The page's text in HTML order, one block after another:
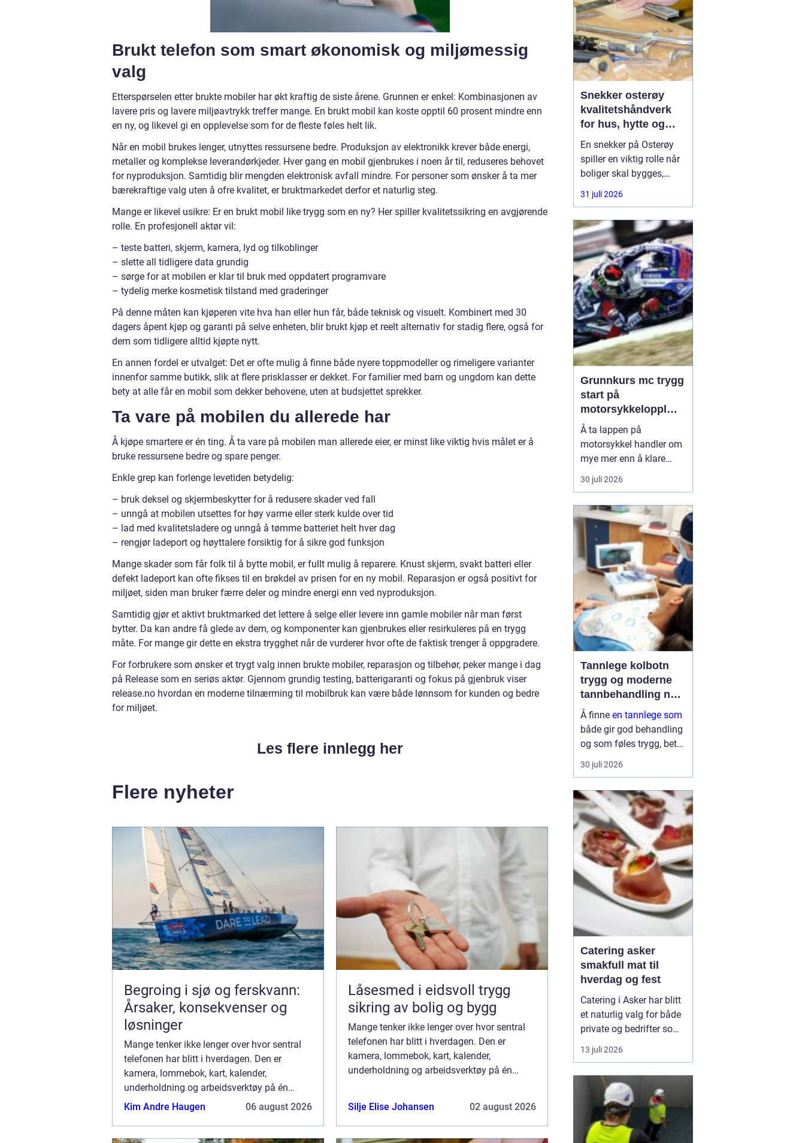
Brukt telefon som smart økonomisk og miljømessig
valg
Etterspørselen etter brukte mobiler har økt kraftig de siste årene. Grunnen er enkel: Kombinasjonen av
lavere pris og lavere miljøavtrykk treffer mange. En brukt mobil kan koste opptil 60 prosent mindre enn
en ny, og likevel gi en opplevelse som for de fleste føles helt lik.
Når en mobil brukes lenger, utnyttes ressursene bedre. Produksjon av elektronikk krever både energi,
metaller og komplekse leverandørkjeder. Hver gang en mobil gjenbrukes i noen år til, reduseres behovet
for nyproduksjon. Samtidig blir mengden elektronisk avfall mindre. For personer som ønsker å ta mer
bærekraftige valg uten å ofre kvalitet, er bruktmarkedet derfor et naturlig steg.
Mange er likevel usikre: Er en brukt mobil like trygg som en ny? Her spiller kvalitetssikring en avgjørende
rolle. En profesjonell aktør vil:
– teste batteri, skjerm, kamera, lyd og tilkoblinger
– slette all tidligere data grundig
– sørge for at mobilen er klar til bruk med oppdatert programvare
– tydelig merke kosmetisk tilstand med graderinger
På denne måten kan kjøperen vite hva han eller hun får, både teknisk og visuelt. Kombinert med 30
dagers åpent kjøp og garanti på selve enheten, blir brukt kjøp et reelt alternativ for stadig flere, også for
dem som tidligere alltid kjøpte nytt.
En annen fordel er utvalget: Det er ofte mulig å finne både nyere toppmodeller og rimeligere varianter
innenfor samme butikk, slik at flere prisklasser er dekket. For familier med barn og ungdom kan dette
bety at alle får en mobil som dekker behovene, uten at budsjettet sprekker.
Ta vare på mobilen du allerede har
Å kjøpe smartere er én ting. Å ta vare på mobilen man allerede eier, er minst like viktig hvis målet er å
bruke ressursene bedre og spare penger.
Enkle grep kan forlenge levetiden betydelig:
– bruk deksel og skjermbeskytter for å redusere skader ved fall
– unngå at mobilen utsettes for høy varme eller sterk kulde over tid
– lad med kvalitetsladere og unngå å tømme batteriet helt hver dag
– rengjør ladeport og høyttalere forsiktig for å sikre god funksjon
Mange skader som får folk til å bytte mobil, er fullt mulig å reparere. Knust skjerm, svakt batteri eller
defekt ladeport kan ofte fikses til en brøkdel av prisen for en ny mobil. Reparasjon er også positivt for
miljøet, siden man bruker færre deler og mindre energi enn ved nyproduksjon.
Samtidig gjør et aktivt bruktmarked det lettere å selge eller levere inn gamle mobiler når man først
bytter. Da kan andre få glede av dem, og komponenter kan gjenbrukes eller resirkuleres på en trygg
måte. For mange gir dette en ekstra trygghet når de vurderer hvor ofte de faktisk trenger å oppgradere.
For forbrukere som ønsker et trygt valg innen brukte mobiler, reparasjon og tilbehør, peker mange i dag
på Release som en seriøs aktør. Gjennom grundig testing, batterigaranti og fokus på gjenbruk viser
release.no hvordan en moderne tilnærming til mobilbruk kan være både lønnsom for kunden og bedre
for miljøet.
Les flere innlegg her
Flere nyheter
Begroing i sjø og ferskvann:
Årsaker, konsekvenser og
løsninger
Mange tenker ikke lenger over hvor sentral
telefonen har blitt i hverdagen. Den er
kamera, lommebok, kart, kalender,
underholdning og arbeidsverktøy på én
gang. Samtidig fører rask produktutvikling til
Kim Andre Haugen 06 august 2026
Låsesmed i eidsvoll trygg
sikring av bolig og bygg
Mange tenker ikke lenger over hvor sentral
telefonen har blitt i hverdagen. Den er
kamera, lommebok, kart, kalender,
underholdning og arbeidsverktøy på én
utslit...
Silje Elise Johansen 02 august 2026
dører og tekniske
installasjoner, ...
Snekker osterøy
kvalitetshåndverk
for hus, hytte og
rehabilitering
En snekker på Osterøy
spiller en viktig rolle når
boliger skal bygges,
oppgraderes eller reddes
fra forfall. Mange hus på
røft klima, og feil
bygging kan føre til
fuktskader, trekk og
unødvendig slitasje.
Derfor ser flere
31 juli 2026
Grunnkurs mc trygg
start på
motorsykkelopplæri
ngen
Å ta lappen på
motorsykkel handler om
mye mer enn å klare
førerprøven. Mange
ønsker frihetsfølelsen og
hjul, men får samtidig
høre at motorsykkel er
risikofylt. Etgodt
grunnkur...
30 juli 2026
Tannlege kolbotn
trygg og moderne
tannbehandling nær
deg
Å finne en tannlege som
både gir god behandling
og som føles trygg, betyr
mye for de fleste. Mange
ønsker kort ventetid,
tannleger som faktisk tar
seg tid til å lytte. I
Kolbo...
30 juli 2026
Catering asker
smakfull mat til
hverdag og fest
Catering i Asker har blitt
et naturlig valg for både
private og bedrifter som
ønsker god mat uten styr
og stress. Mange ønsker
eller kollegaer hjemme,
på jobben eller i leid
lokasjon, men uten å
bruke hele dagen på
13 juli 2026